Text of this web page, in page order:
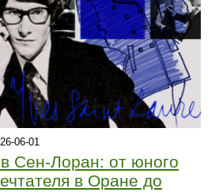
06-01
Сен-Лоран: от юного
в Оране до